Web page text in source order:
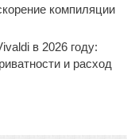
компиляции
в 2026 году:
и расход